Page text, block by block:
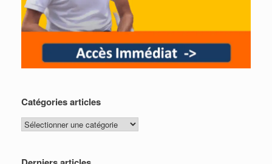
Catégories articles
Catégories
articles